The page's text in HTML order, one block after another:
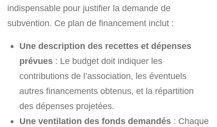
indispensable pour justifier la demande de
subvention. Ce plan de financement inclut :
Une description des recettes et dépenses
prévues : Le budget doit indiquer les
contributions de l’association, les éventuels
autres financements obtenus, et la répartition
des dépenses projetées.
Une ventilation des fonds demandés : Chaque